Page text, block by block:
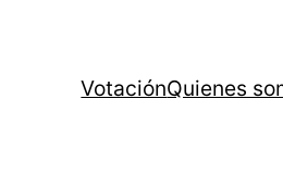
VotaciónQuienes